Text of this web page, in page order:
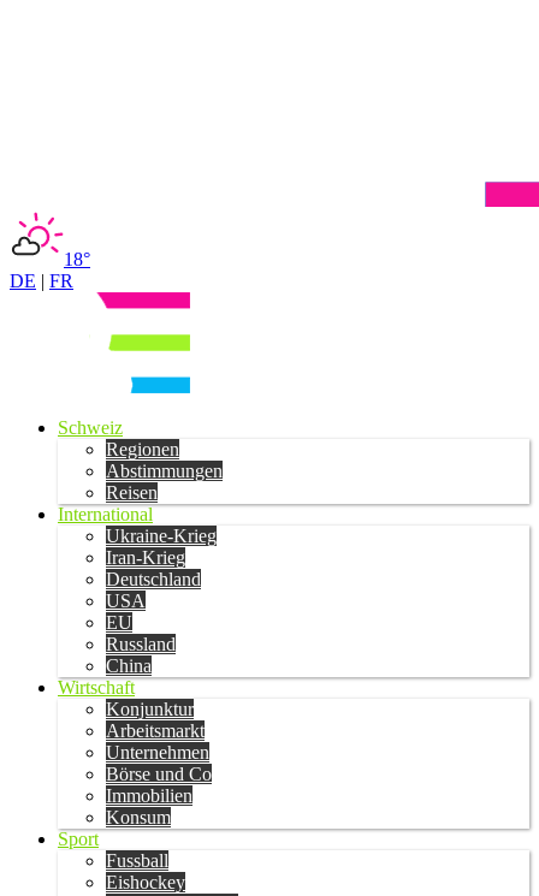
18°
DE | FR
Schweiz
Regionen
Abstimmungen
Reisen
International
Ukraine-Krieg
Iran-Krieg
Deutschland
USA
EU
Russland
China
Wirtschaft
Konjunktur
Arbeitsmarkt
Unternehmen
Börse und Co
Immobilien
Konsum
Sport
Fussball
Eishockey